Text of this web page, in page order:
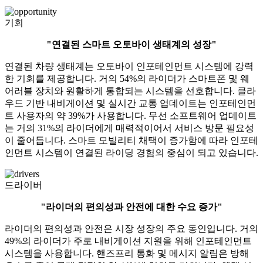
기회
"연결된 스마트 오토바이 생태계의 성장"
연결된 차량 생태계는 오토바이 인포테인먼트 시스템에 강력
한 기회를 제공합니다. 거의 54%의 라이더가 스마트폰 및 웨
어러블 장치와 원활하게 통합되는 시스템을 선호합니다. 클라
우드 기반 내비게이션 및 실시간 교통 업데이트는 인포테인먼
트 사용자의 약 39%가 사용합니다. 무선 소프트웨어 업데이트
는 거의 31%의 라이더에게 매력적이어서 서비스 방문 필요성
이 줄어듭니다. 스마트 모빌리티 채택이 증가함에 따라 인포테
인먼트 시스템이 연결된 라이딩 경험의 중심이 되고 있습니다.
드라이버
"라이더의 편의성과 안전에 대한 수요 증가"
라이더의 편의성과 안전은 시장 성장의 주요 동인입니다. 거의
49%의 라이더가 주로 내비게이션 지원을 위해 인포테인먼트
시스템을 사용합니다. 핸즈프리 통화 및 메시지 알림은 방해